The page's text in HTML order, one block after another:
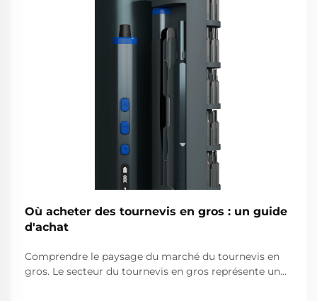
Où acheter des tournevis en gros : un guide
d'achat
Comprendre le paysage du marché du tournevis en
gros. Le secteur du tournevis en gros représente un